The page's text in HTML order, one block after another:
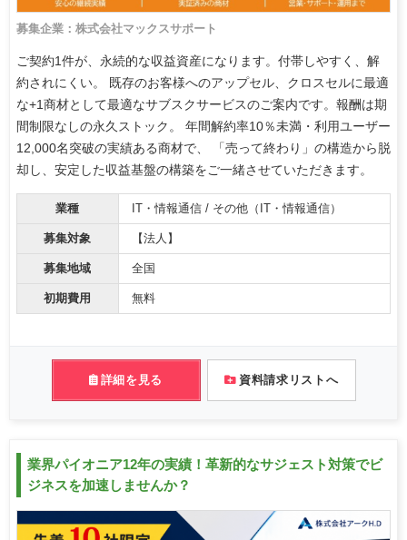
募集企業：株式会社マックスサポート
ご契約1件が、永続的な収益資産になります。付帯しやすく、解
約されにくい。 既存のお客様へのアップセル、クロスセルに最適
な+1商材として最適なサブスクサービスのご案内です。報酬は期
間制限なしの永久ストック。 年間解約率10％未満・利用ユーザー
12,000名突破の実績ある商材で、 「売って終わり」の構造から脱
却し、安定した収益基盤の構築をご一緒させていただきます。
業種 IT・情報通信 / その他（IT・情報通信）
募集対象 【法人】
募集地域 全国
初期費用 無料
詳細を見る 資料請求リストへ
業界パイオニア12年の実績！革新的なサジェスト対策でビ
ジネスを加速しませんか？